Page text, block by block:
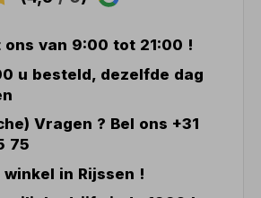
ons van 9:00 tot 21:00 !
u besteld, dezelfde dag
Vragen ? Bel ons +31
75
winkel in Rijssen !